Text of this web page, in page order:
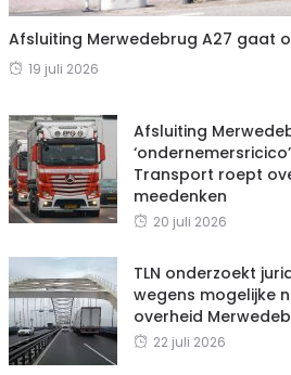
Afsluiting Merwedebrug A27 gaat
19 juli 2026
Afsluiting
Transport roept
meedenken
20 juli 2026
TLN onderzoekt
wegens mogelijke
overheid
22 juli 2026